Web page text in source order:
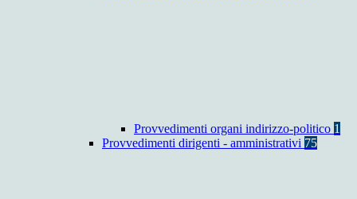
Provvedimenti organi indirizzo-politico 1
Provvedimenti dirigenti - amministrativi 75